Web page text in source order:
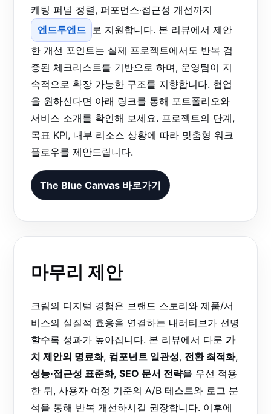
케팅 퍼널 정렬, 퍼포먼스·접근성 개선까지
엔드투엔드 로 지원합니다. 본 리뷰에서 제안
한 개선 포인트는 실제 프로젝트에서도 반복 검
증된 체크리스트를 기반으로 하며, 운영팀이 지
속적으로 확장 가능한 구조를 지향합니다. 협업
을 원하신다면 아래 링크를 통해 포트폴리오와
서비스 소개를 확인해 보세요. 프로젝트의 단계,
목표 KPI, 내부 리소스 상황에 따라 맞춤형 워크
플로우를 제안드립니다.
The Blue Canvas 바로가기
마무리 제안
크림의 디지털 경험은 브랜드 스토리와 제품/서
비스의 실질적 효용을 연결하는 내러티브가 선명
할수록 성과가 높아집니다. 본 리뷰에서 다룬 가
치 제안의 명료화, 컴포넌트 일관성, 전환 최적화,
성능·접근성 표준화, SEO 문서 전략을 우선 적용
한 뒤, 사용자 여정 기준의 A/B 테스트와 로그 분
석을 통해 반복 개선하시길 권장합니다. 이후에